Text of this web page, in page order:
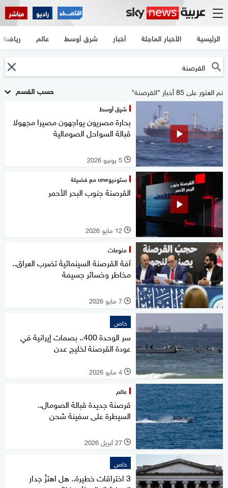
راديو مباشر
الرئيسية الأخبار العاجلة أخبار شرق أوسط عالم رياضة
حسب القسم تم العثور على 85 أخبار "القرصنة"
شرق أوسط
بحارة مصريون يواجهون مصيرا مجهولا
قبالة السواحل الصومالية
l 5 يونيو 2026
ستوديوone مع فضيلة
القرصنة جنوب البحر الأحمر
l 12 مايو 2026
منوعات
آفة القرصنة السينمائية تضرب العراق..
مخاطر وخسائر جسيمة
l 7 مايو 2026
خاص
سر الوحدة 400.. بصمات إيرانية في
عودة القرصنة لخليج عدن
l 4 مايو 2026
عالم
قرصنة جديدة قبالة الصومال..
السيطرة على سفينة شحن
l 27 أبريل 2026
خاص
3 اختراقات خطيرة.. هل اهتزّ جدار